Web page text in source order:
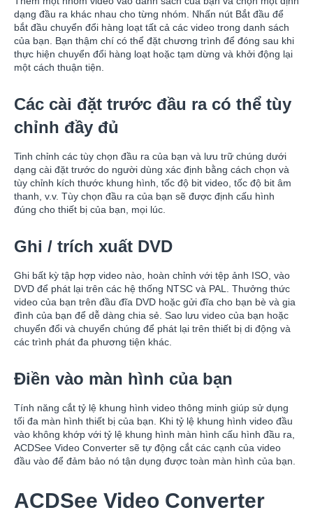
dạng đầu ra khác nhau cho từng nhóm. Nhấn nút Bắt đầu để
bắt đầu chuyển đổi hàng loạt tất cả các video trong danh sách
của bạn. Bạn thậm chí có thể đặt chương trình để đóng sau khi
thực hiện chuyển đổi hàng loạt hoặc tạm dừng và khởi động lại
một cách thuận tiện.
Các cài đặt trước đầu ra có thể tùy
chỉnh đầy đủ
Tinh chỉnh các tùy chọn đầu ra của bạn và lưu trữ chúng dưới
dạng cài đặt trước do người dùng xác định bằng cách chọn và
tùy chỉnh kích thước khung hình, tốc độ bit video, tốc độ bit âm
thanh, v.v. Tùy chọn đầu ra của bạn sẽ được định cấu hình
đúng cho thiết bị của bạn, mọi lúc.
Ghi / trích xuất DVD
Ghi bất kỳ tập hợp video nào, hoàn chỉnh với tệp ảnh ISO, vào
DVD để phát lại trên các hệ thống NTSC và PAL. Thưởng thức
video của bạn trên đầu đĩa DVD hoặc gửi đĩa cho bạn bè và gia
đình của bạn để dễ dàng chia sẻ. Sao lưu video của bạn hoặc
chuyển đổi và chuyển chúng để phát lại trên thiết bị di động và
các trình phát đa phương tiện khác.
Điền vào màn hình của bạn
Tính năng cắt tỷ lệ khung hình video thông minh giúp sử dụng
tối đa màn hình thiết bị của bạn. Khi tỷ lệ khung hình video đầu
vào không khớp với tỷ lệ khung hình màn hình cấu hình đầu ra,
ACDSee Video Converter sẽ tự động cắt các cạnh của video
đầu vào để đảm bảo nó tận dụng được toàn màn hình của bạn.
ACDSee Video Converter